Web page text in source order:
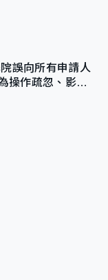
誤向所有申請人
操作疏忽、影響